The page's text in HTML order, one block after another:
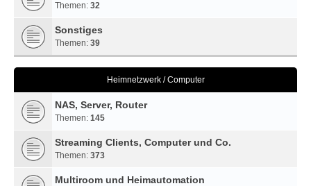
Themen: 32
Sonstiges
Themen: 39
Heimnetzwerk / Computer
NAS, Server, Router
Themen: 145
Streaming Clients, Computer und Co.
Themen: 373
Multiroom und Heimautomation